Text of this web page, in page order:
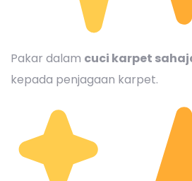
Pakar dalam cuci karpet
kepada penjagaan karpet.